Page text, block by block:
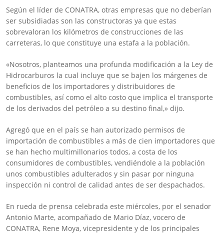
Según el líder de CONATRA, otras empresas que no deberían
ser subsidiadas son las constructoras ya que estas
sobrevaloran los kilómetros de construcciones de las
carreteras, lo que constituye una estafa a la población.
«Nosotros, planteamos una profunda modificación a la Ley de
Hidrocarburos la cual incluye que se bajen los márgenes de
beneficios de los importadores y distribuidores de
combustibles, así como el alto costo que implica el transporte
de los derivados del petróleo a su destino final,» dijo.
Agregó que en el país se han autorizado permisos de
importación de combustibles a más de cien importadores que
se han hecho multimillonarios todos, a costa de los
consumidores de combustibles, vendiéndole a la población
unos combustibles adulterados y sin pasar por ninguna
inspección ni control de calidad antes de ser despachados.
En rueda de prensa celebrada este miércoles, por el senador
Antonio Marte, acompañado de Mario Díaz, vocero de
CONATRA, Rene Moya, vicepresidente y de los principales